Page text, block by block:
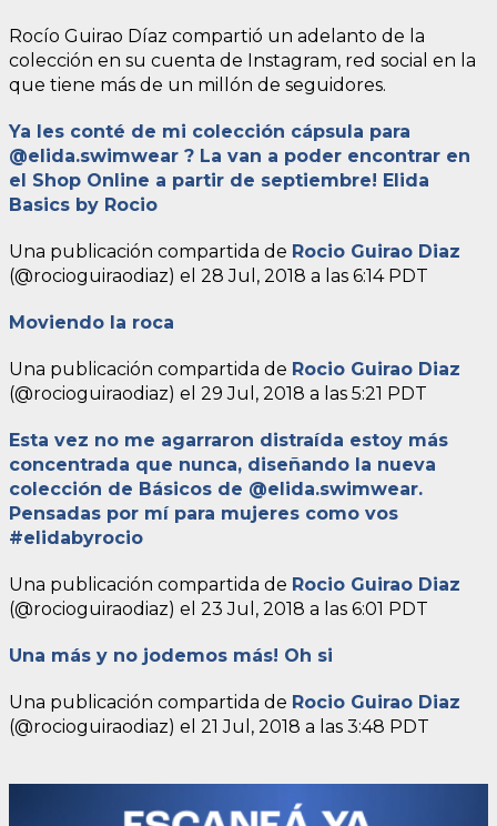
Rocío Guirao Díaz compartió un adelanto de la
colección en su cuenta de Instagram, red social en la
que tiene más de un millón de seguidores.
Ya les conté de mi colección cápsula para
@elida.swimwear ? La van a poder encontrar en
el Shop Online a partir de septiembre! Elida
Basics by Rocio
Una publicación compartida de Rocio Guirao Diaz
(@rocioguiraodiaz) el 28 Jul, 2018 a las 6:14 PDT
Moviendo la roca
Una publicación compartida de Rocio Guirao Diaz
(@rocioguiraodiaz) el 29 Jul, 2018 a las 5:21 PDT
Esta vez no me agarraron distraída estoy más
concentrada que nunca, diseñando la nueva
colección de Básicos de @elida.swimwear.
Pensadas por mí para mujeres como vos
#elidabyrocio
Una publicación compartida de Rocio Guirao Diaz
(@rocioguiraodiaz) el 23 Jul, 2018 a las 6:01 PDT
Una más y no jodemos más! Oh si
Una publicación compartida de Rocio Guirao Diaz
(@rocioguiraodiaz) el 21 Jul, 2018 a las 3:48 PDT